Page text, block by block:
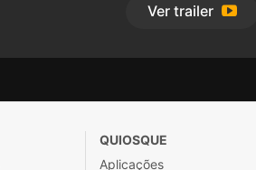
Ver trailer
QUIOSQUE
Aplicações